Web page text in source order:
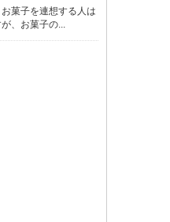
菓子を連想する人は
、お菓子の...